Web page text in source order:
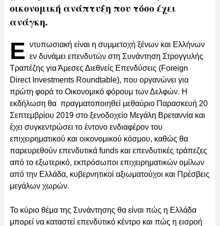
οικονομική ανάπτυξη που τόσο έχει
ανάγκη.
Ε ντυπωσιακή είναι η συμμετοχή ξένων και Ελλήνων
εν δυνάμει επενδυτών στη Συνάντηση Στρογγυλής
Τραπέζης για Άμεσες Διεθνείς Επενδύσεις (Foreign
Direct Investments Roundtable), που οργανώνει για
πρώτη φορά το Οικονομικό φόρουμ των Δελφών. Η
εκδήλωση θα πραγματοποιηθεί μεθαύριο Παρασκευή 20
Σεπτεμβρίου 2019 στο ξενοδοχείο Μεγάλη Βρεταννία και
έχει συγκεντρώσει το έντονο ενδιαφέρον του
επιχειρηματικού και οικονομικού κόσμου, καθώς θα
παρευρεθούν επενδυτικά funds και επενδυτικές τράπεζες
από το εξωτερικό, εκπρόσωποι επιχειρηματικών ομίλων
από την Ελλάδα, κυβερνητικοί αξιωματούχοι και Πρέσβεις
μεγάλων χωρών.
Το κύριο θέμα της Συνάντησης θα είναι πώς η Ελλάδα
μπορεί να καταστεί επενδυτικό κέντρο και πώς η εισροή